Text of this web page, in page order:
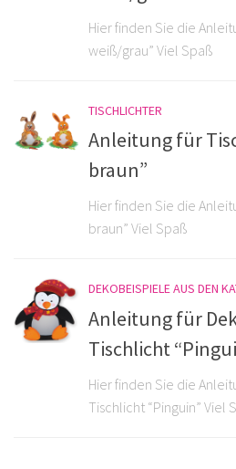
Hier finden Sie die
weiß/grau” Viel Spaß
TISCHLICHTER
Anleitung für
braun”
Hier finden Sie die
braun” Viel Spaß
DEKOBEISPIELE AUS DEN
Anleitung für
Tischlicht
Hier finden Sie die
Tischlicht “Pinguin” Viel